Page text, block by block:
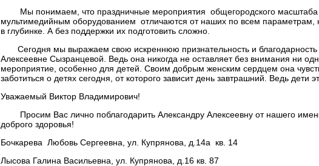
Мы понимаем, что праздничные мероприятия общегородского масштаба
мультимедийным оборудованием отличаются от наших по всем параметрам,
в глубинке. А без поддержки их подготовить сложно.
Сегодня мы выражаем свою искреннюю признательность и благодарность
Алексеевне Сызранцевой. Ведь она никогда не оставляет без внимания ни
мероприятие, особенно для детей. Своим добрым женским сердцем она
заботиться о детях сегодня, от которого зависит день завтрашний. Ведь дети
Уважаемый Виктор Владимирович!
Просим Вас лично поблагодарить Александру Алексеевну от нашего
доброго здоровья!
Бочкарева Любовь Сергеевна, ул. Купрянова, д.14а кв. 14
Лысова Галина Васильевна, ул. Купрянова, д.16 кв. 87